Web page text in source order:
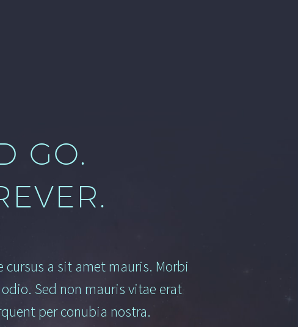
GO.
a sit amet mauris. Morbi
Sed non mauris vitae erat
per conubia nostra.